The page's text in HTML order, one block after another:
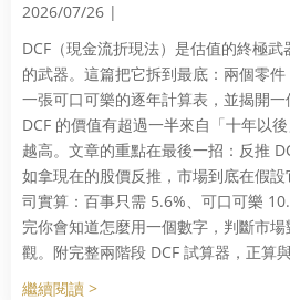
2026/07/26 |
DCF（現金流折現法）是估值的終極
的武器。這篇把它拆到最底：兩個零件
一張可口可樂的逐年計算表，並揭開一
DCF 的價值有超過一半來自「十年以
越高。文章的重點在最後一招：反推
如拿現在的股價反推，市場到底在假
司實算：百事只需 5.6%、可口可樂
完你會知道怎麼用一個數字，判斷市
觀。附完整兩階段 DCF 試算器，正算
繼續閱讀 >